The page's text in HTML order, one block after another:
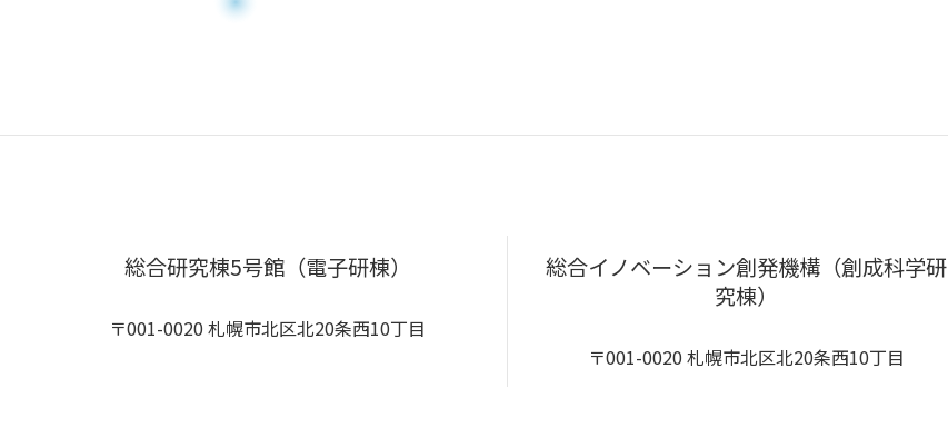
総合研究棟5号館（電子研棟）
〒001-0020 札幌市北区北20条西10丁目
総合イノベーション創発機構（創成科学研
究棟）
〒001-0020 札幌市北区北20条西10丁目